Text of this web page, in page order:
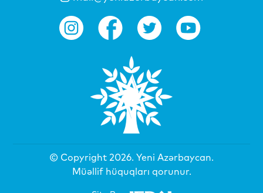
© Copyright 2026. Yeni Azərbaycan.
Müəllif hüquqları qorunur.